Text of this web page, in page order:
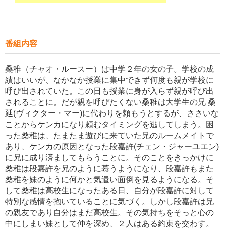
番組内容
桑稚（チャオ・ルースー）は中学２年の女の子。学校の成
績はいいが、なかなか授業に集中できず何度も親が学校に
呼び出されていた。この日も授業に身が入らず親が呼び出
されることに。だが親を呼びたくない桑稚は大学生の兄 桑
延(ヴィクター・マー)に代わりを頼もうとするが、ささいな
ことからケンカになり頼むタイミングを逃してしまう。困
った桑稚は、たまたま遊びに来ていた兄のルームメイトで
あり、ケンカの原因となった段嘉許(チェン・ジャーユエン)
に兄に成り済ましてもらうことに。そのことをきっかけに
桑稚は段嘉許を兄のように慕うようになり、段嘉許もまた
桑稚を妹のように何かと気遣い面倒を見るようになる。そ
して桑稚は高校生になったある日、自分が段嘉許に対して
特別な感情を抱いていることに気づく。しかし段嘉許は兄
の親友であり自分はまだ高校生。その気持ちをそっと心の
中にしまい妹として仲を深め、２人はある約束を交わす。